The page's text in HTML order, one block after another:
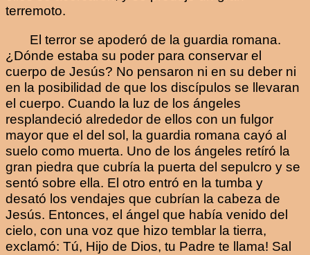
terremoto.
El terror se apoderó de la guardia romana.
¿Dónde estaba su poder para conservar el
cuerpo de Jesús? No pensaron ni en su deber ni
en la posibilidad de que los discípulos se llevaran
el cuerpo. Cuando la luz de los ángeles
resplandeció alrededor de ellos con un fulgor
mayor que el del sol, la guardia romana cayó al
suelo como muerta. Uno de los ángeles retíró la
gran piedra que cubría la puerta del sepulcro y se
sentó sobre ella. El otro entró en la tumba y
desató los vendajes que cubrían la cabeza de
Jesús. Entonces, el ángel que había venido del
cielo, con una voz que hizo temblar la tierra,
exclamó: Tú, Hijo de Dios, tu Padre te llama! Sal